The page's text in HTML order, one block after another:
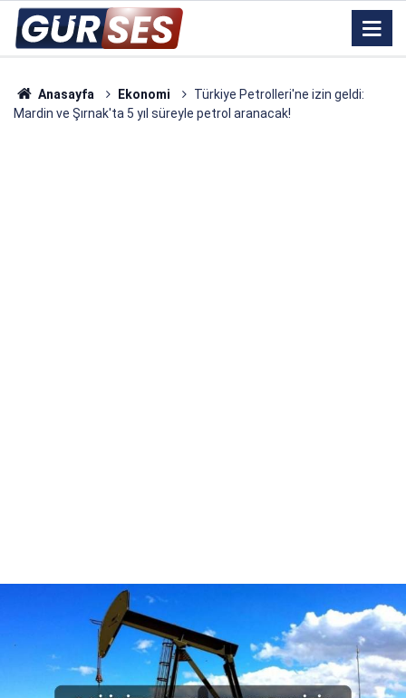
Anasayfa Ekonomi
Türkiye Petrolleri'ne izin geldi:
Mardin ve Şırnak'ta 5 yıl süreyle petrol aranacak!